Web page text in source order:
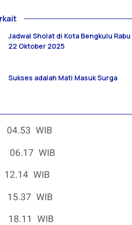
Jadwal Sholat di Kota Bengkulu Rabu
22 Oktober 2025
Sukses adalah Mati Masuk Surga
04.53 WIB
06.17 WIB
12.14 WIB
15.37 WIB
18.11 WIB